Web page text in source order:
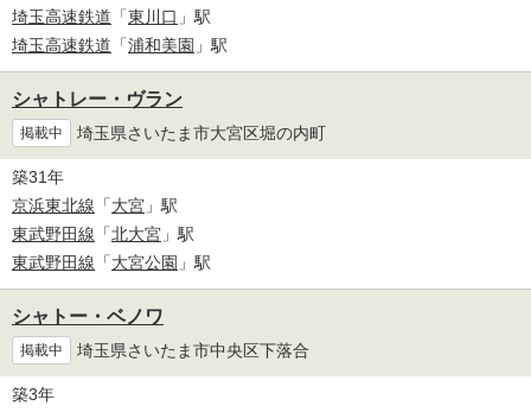
埼玉高速鉄道 「東川口 」駅
埼玉高速鉄道 「浦和美園 」駅
シャトレー・ヴラン
掲載中 埼玉県さいたま市大宮区堀の内町
築31年
京浜東北線 「大宮 」駅
東武野田線 「北大宮 」駅
東武野田線 「大宮公園 」駅
シャトー・ベノワ
掲載中 埼玉県さいたま市中央区下落合
築3年